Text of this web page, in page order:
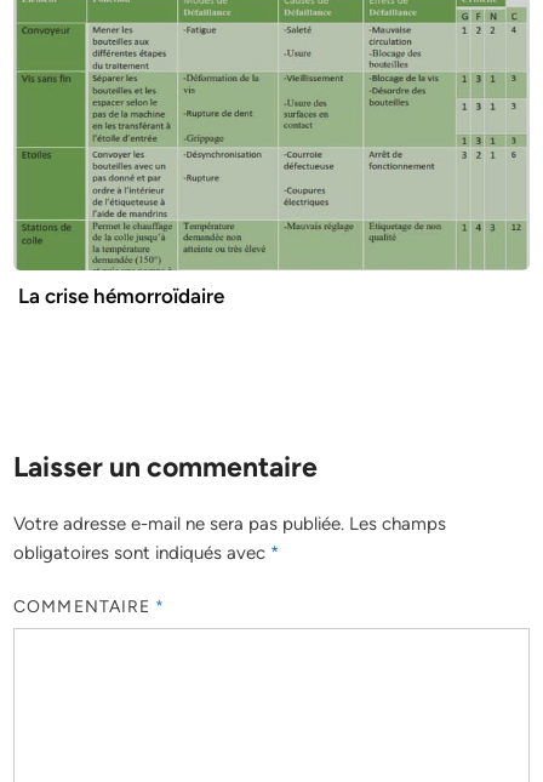
La crise hémorroïdaire
Laisser un commentaire
Votre adresse e-mail ne sera pas publiée. Les champs
obligatoires sont indiqués avec *
COMMENTAIRE *